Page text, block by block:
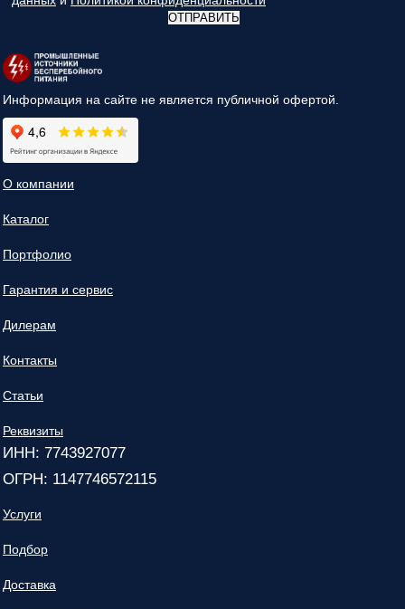
ОТПРАВИТЬ
Информация на сайте не является публичной офертой.
О компании
Каталог
Портфолио
Гарантия и сервис
Дилерам
Контакты
Статьи
Реквизиты
ИНН: 7743927077
ОГРН: 1147746572115
Услуги
Подбор
Доставка